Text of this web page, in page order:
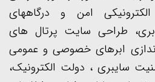
امن و درگاههای
طراحی سایت پرتال های
ابرهای خصوصی و عمومی
سایبری ، دولت الکترونیک،